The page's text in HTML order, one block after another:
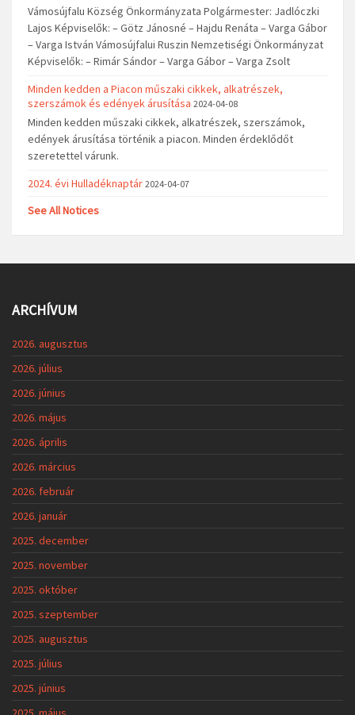
Vámosújfalu Község Önkormányzata Polgármester: Jadlóczki
Lajos Képviselők: – Götz Jánosné – Hajdu Renáta – Varga Gábor
– Varga István Vámosújfalui Ruszin Nemzetiségi Önkormányzat
Képviselők: – Rimár Sándor – Varga Gábor – Varga Zsolt
Minden kedden a Piacon műszaki cikkek, alkatrészek,
szerszámok és edények árusítása 2024-04-08
Minden kedden műszaki cikkek, alkatrészek, szerszámok,
edények árusítása történik a piacon. Minden érdeklődőt
szeretettel várunk.
2024. évi Hulladéknaptár 2024-04-07
See All Notices
ARCHÍVUM
2026. augusztus
2026. július
2026. június
2026. május
2026. április
2026. március
2026. február
2026. január
2025. december
2025. november
2025. október
2025. szeptember
2025. augusztus
2025. július
2025. június